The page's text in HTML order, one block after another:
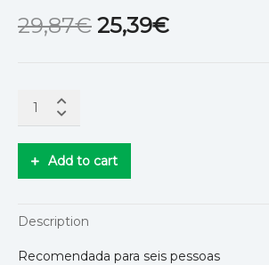
29,87€ 25,39€
Add to cart
Description
Recomendada para seis pessoas